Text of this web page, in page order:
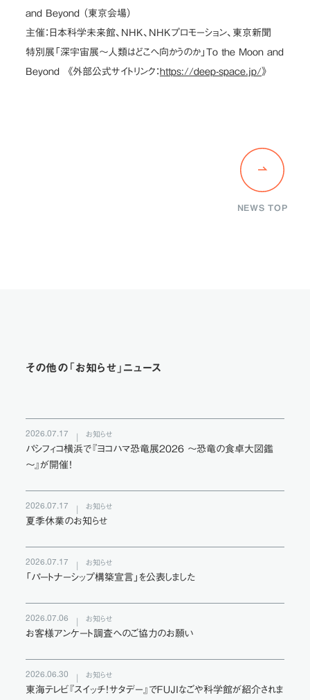
and Beyond （東京会場）
主催：日本科学未来館、NHK、NHKプロモーション、東京新聞
特別展「深宇宙展～人類はどこへ向かうのか」To the Moon and
Beyond 《外部公式サイトリンク： https://deep-space.jp/》
NEWS TOP
その他の「お知らせ」ニュース
2026.07.17 お知らせ
パシフィコ横浜で『ヨコハマ恐竜展2026 ～恐竜の食卓大図鑑
～』が開催！
2026.07.17 お知らせ
夏季休業のお知らせ
2026.07.17 お知らせ
「パートナーシップ構築宣言」を公表しました
2026.07.06 お知らせ
お客様アンケート調査へのご協力のお願い
2026.06.30 お知らせ
東海テレビ『スイッチ！サタデー』でＦＵＪＩなごや科学館が紹介されま